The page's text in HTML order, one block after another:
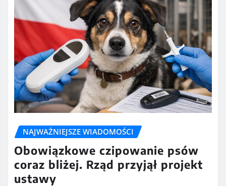
NAJWAŻNIEJSZE WIADOMOŚCI
Obowiązkowe czipowanie psów
coraz bliżej. Rząd przyjął projekt
ustawy